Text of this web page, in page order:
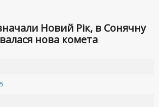
Новий Рік, в Сонячну
нова комета